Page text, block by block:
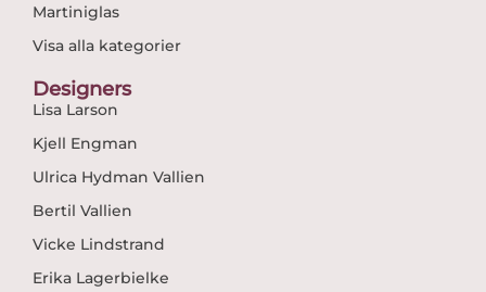
Martiniglas
Visa alla kategorier
Designers
Lisa Larson
Kjell Engman
Ulrica Hydman Vallien
Bertil Vallien
Vicke Lindstrand
Erika Lagerbielke